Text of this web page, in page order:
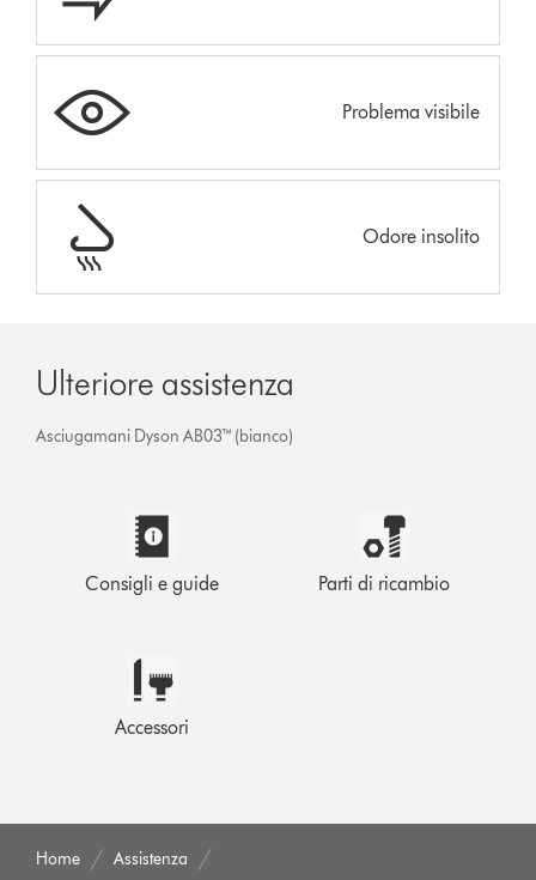
Problema visibile
Odore insolito
Ulteriore assistenza
Asciugamani Dyson AB03™ (bianco)
Consigli e guide Parti di ricambio
Accessori
Home Assistenza